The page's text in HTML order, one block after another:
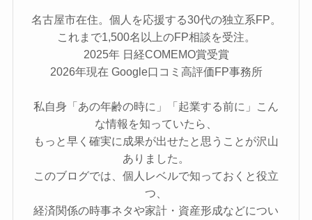
名古屋市在住。個人を応援する30代の独立系FP。
これまで1,500名以上のFP相談を受注。
2025年 日経COMEMO賞受賞
2026年現在 Google口コミ高評価FP事務所
私自身「あの年齢の時に」「起業する前に」こん
な情報を知っていたら、
もっと早く確実に成果が出せたと思うことが沢山
ありました。
このブログでは、個人レベルで知っておくと役立
つ、
経済関係の時事ネタや家計・資産形成などについ